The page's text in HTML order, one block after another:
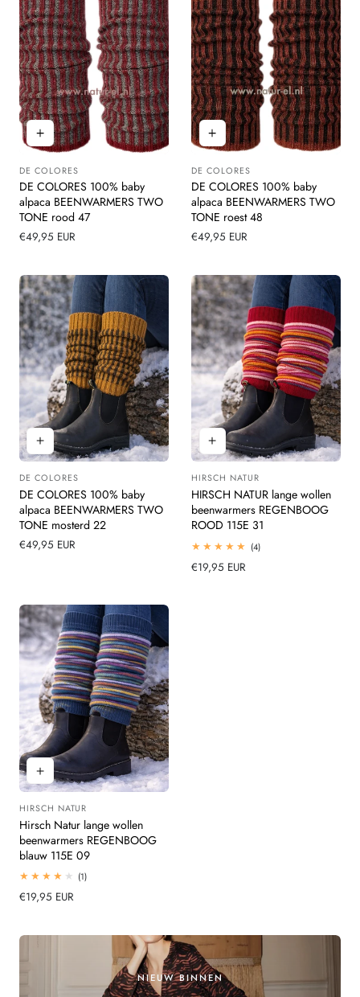
Leverancier:
DE COLORES
DE COLORES 100% baby
alpaca BEENWARMERS TWO
TONE rood 47
Normale
€49,95 EUR
Leverancier:
DE COLORES
DE COLORES 100% baby
alpaca BEENWARMERS TWO
TONE roest 48
Normale
€49,95 EUR
Leverancier:
DE COLORES
DE COLORES 100% baby
alpaca BEENWARMERS TWO
TONE mosterd 22
Normale
€49,95 EUR
Leverancier:
HIRSCH NATUR
HIRSCH NATUR lange wollen
beenwarmers REGENBOOG
ROOD 115E 31
(4)4
Normale
€19,95 EUR
Leverancier:
HIRSCH NATUR
Hirsch Natur lange wollen
beenwarmers REGENBOOG
blauw 115E 09
(1)1
Normale
€19,95 EUR
NIEUW BINNEN